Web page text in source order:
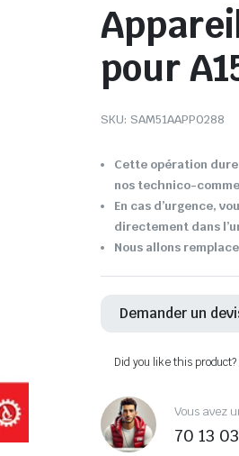
pour
SKU: SAM51AAPP0288
Cette opération dure
nos technico-
En cas d’urgence,
directement dans
Nous allons
Demander un
Did you like this
Vous avez
70 13